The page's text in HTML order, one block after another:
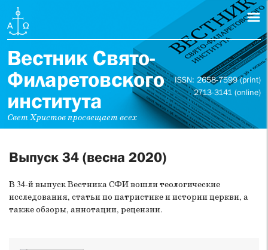
Вестник Свято-
Филаретовского
института
Свет Христов просвещает всех
ISSN: 2658-7599 (print)
2713-3141 (online)
Выпуск 34 (весна 2020)
В 34-й выпуск Вестника СФИ вошли теологические
исследования, статьи по патристике и истории церкви, а
также обзоры, аннотации, рецензии.